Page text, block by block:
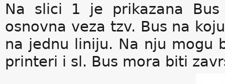
Na slici 1 je prikazana
osnovna veza tzv. Bus na
na jednu liniju. Na nju mogu
printeri i sl. Bus mora biti